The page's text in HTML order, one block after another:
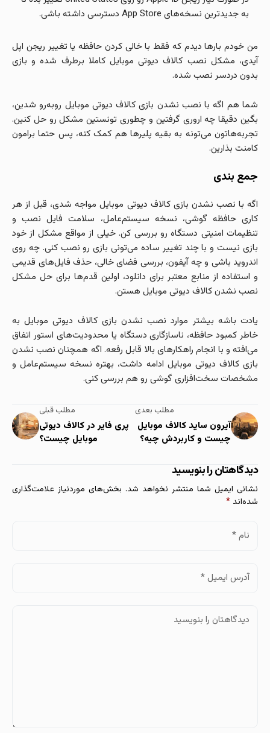
به جدیدترین نسخه‌های App Store دسترسی داشته باشی.
من خودم بارها دیدم که فقط با خالی کردن حافظه یا تغییر ریجن اپل
آیدی، مشکل نصب کالاف دیوتی موبایل کاملا برطرف شده و بازی
بدون دردسر نصب شده.
شما هم اگه با نصب نشدن بازی کالاف دیوتی موبایل روبه‌رو شدین،
بگین دقیقا چه اروری گرفتین و چطوری تونستین مشکل رو حل کنین.
تجربه‌هاتون می‌تونه به بقیه پلیرها هم کمک کنه، پس حتما برامون
کامنت بذارین.
جمع بندی
اگه با نصب نشدن بازی کالاف دیوتی موبایل مواجه شدی، قبل از هر
کاری حافظه گوشی، نسخه سیستم‌عامل، سلامت فایل نصب و
تنظیمات امنیتی دستگاه رو بررسی کن. خیلی از مواقع مشکل از خود
بازی نیست و با چند تغییر ساده می‌تونی بازی رو نصب کنی. چه روی
اندروید باشی و چه آیفون، بررسی فضای خالی، حذف فایل‌های قدیمی
و استفاده از منابع معتبر برای دانلود، اولین قدم‌ها برای حل مشکل
نصب نشدن کالاف دیوتی موبایل هستن.
یادت باشه بیشتر موارد نصب نشدن بازی کالاف دیوتی موبایل به
خاطر کمبود حافظه، ناسازگاری دستگاه یا محدودیت‌های استور اتفاق
می‌افته و با انجام راهکارهای بالا قابل رفعه. اگه همچنان نصب نشدن
بازی کالاف دیوتی موبایل ادامه داشت، بهتره نسخه سیستم‌عامل و
مشخصات سخت‌افزاری گوشی رو هم بررسی کنی.
مطلب قبلی
پری فایر در کالاف دیوتی
موبایل چیست؟
مطلب بعدی
آیرون ساید کالاف موبایل
چیست و کاربردش چیه؟
دیدگاهتان را بنویسید
نشانی ایمیل شما منتشر نخواهد شد. بخش‌های موردنیاز علامت‌گذاری
شده‌اند *